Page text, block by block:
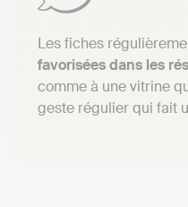
Les fiches
favorisées dans les
comme à une vitrine
geste régulier qui fait